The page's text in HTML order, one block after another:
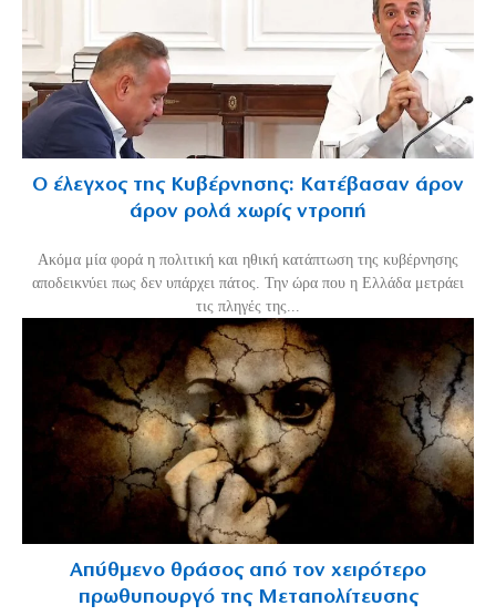
Ο έλεγχος της Κυβέρνησης: Κατέβασαν άρον
άρον ρολά χωρίς ντροπή
Ακόμα μία φορά η πολιτική και ηθική κατάπτωση της κυβέρνησης
αποδεικνύει πως δεν υπάρχει πάτος. Την ώρα που η Ελλάδα μετράει
τις πληγές της...
Απύθμενο θράσος από τον χειρότερο
πρωθυπουργό της Μεταπολίτευσης